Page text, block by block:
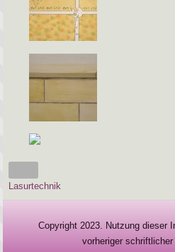
Lasurtechnik
Copyright 2023. Nutzung dieser
vorheriger